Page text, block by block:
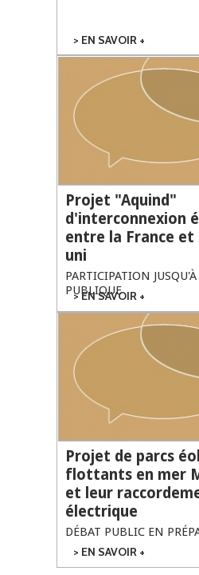
EN SAVOIR +
DE LA
(77)
Projet "Aquind"
d'interconnexion
entre la France et
uni
PARTICIPATION
PUBLIQUE
EN SAVOIR +
"AQUIND"
LA
Projet de parcs
flottants en mer
et leur
électrique
DÉBAT PUBLIC EN
EN SAVOIR +
PARCS